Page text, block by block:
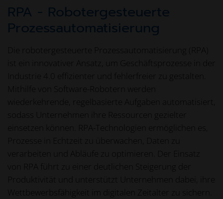
RPA - Robotergesteuerte
Prozessautomatisierung
Die robotergesteuerte Prozessautomatisierung (RPA)
ist ein innovativer Ansatz, um Geschäftsprozesse in der
Industrie 4.0 effizienter und fehlerfreier zu gestalten.
Mithilfe von Software-Robotern werden
wiederkehrende, regelbasierte Aufgaben automatisiert,
sodass Unternehmen ihre Ressourcen gezielter
einsetzen können. RPA-Technologien ermöglichen es,
Prozesse in Echtzeit zu überwachen, Daten zu
verarbeiten und Abläufe zu optimieren. Der Einsatz
von RPA führt zu einer deutlichen Steigerung der
Produktivität und unterstützt Unternehmen dabei, ihre
Wettbewerbsfähigkeit im digitalen Zeitalter zu sichern.